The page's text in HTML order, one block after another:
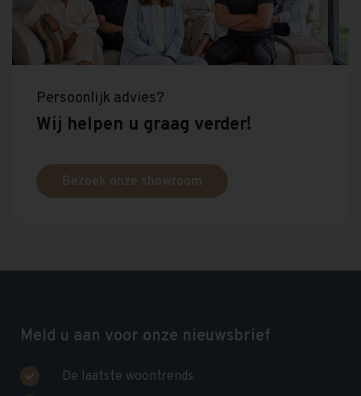
Persoonlijk advies?
Wij helpen u graag verder!
Bezoek onze showroom
Meld u aan voor onze nieuwsbrief
De laatste woontrends